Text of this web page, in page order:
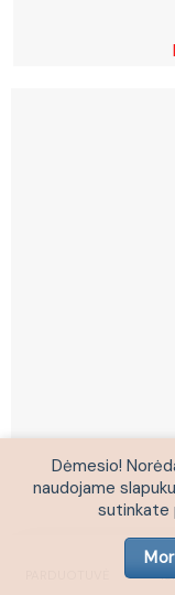
Dėmesio!
naudojame
sutinkate